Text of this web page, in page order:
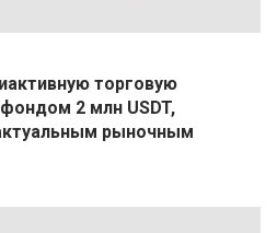
торговую
2 млн USDT,
рыночным